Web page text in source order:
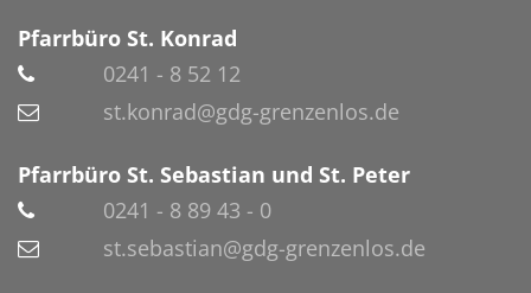
Pfarrbüro St. Konrad
0241 - 8 52 12
st.konrad@gdg-grenzenlos.de
Pfarrbüro St. Sebastian und St. Peter
0241 - 8 89 43 - 0
st.sebastian@gdg-grenzenlos.de